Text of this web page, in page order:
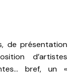
de présentation
d’artistes
bref, un «